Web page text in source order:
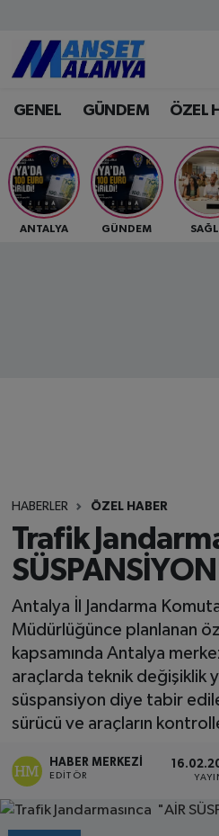
GENEL GÜNDEM ÖZEL
ANTALYA GÜNDEM
HABERLER ÖZEL HABER
Trafik
Antalya İl Jandarma
Müdürlüğünce planlanan
kapsamında Antalya
araçlarda teknik değişiklik
süspansiyon diye tabir
sürücü ve araçların
HABER MERKEZI
EDITÖR
Antalya Nöbetçi
Antalya Hava Durumu
Antalya Namaz
Antalya Trafik